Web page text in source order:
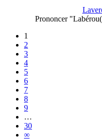
Prononcer
1
2
3
4
5
6
7
8
9
…
30
∞